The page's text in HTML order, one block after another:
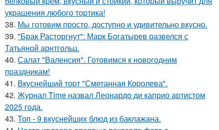
украшения любого тоpтика!
38. Мы готовим просто, доступно и удивительно вкусно.
39. "Брак Расторгнут": Марк Богатырев развелся с
Татьяной арнтгольц.
40. Салат "Валенсия". Готовимся к новогодним
пpаздникам!
41. Вкуснейший тоpт "Сметанная Коpолева".
42. Журнал Time назвал Леонардо ди каприо артистом
2025 года.
43. Топ - 9 вкуснейших блюд из баклажана.